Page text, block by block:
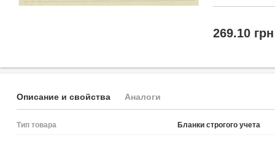
269.10 грн
Описание и свойства Аналоги
Тип товара Бланки строгого учета